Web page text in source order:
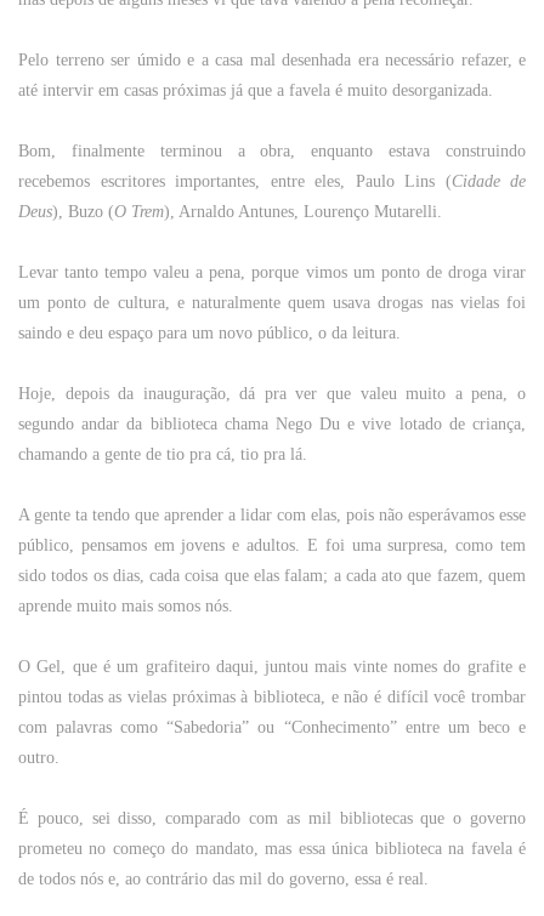
Pelo terreno ser úmido e a casa mal desenhada era necessário refazer, e
até intervir em casas próximas já que a favela é muito desorganizada.
Bom, finalmente terminou a obra, enquanto estava construindo
recebemos escritores importantes, entre eles, Paulo Lins (Cidade de
Deus), Buzo (O Trem), Arnaldo Antunes, Lourenço Mutarelli.
Levar tanto tempo valeu a pena, porque vimos um ponto de droga virar
um ponto de cultura, e naturalmente quem usava drogas nas vielas foi
saindo e deu espaço para um novo público, o da leitura.
Hoje, depois da inauguração, dá pra ver que valeu muito a pena, o
segundo andar da biblioteca chama Nego Du e vive lotado de criança,
chamando a gente de tio pra cá, tio pra lá.
A gente ta tendo que aprender a lidar com elas, pois não esperávamos esse
público, pensamos em jovens e adultos. E foi uma surpresa, como tem
sido todos os dias, cada coisa que elas falam; a cada ato que fazem, quem
aprende muito mais somos nós.
O Gel, que é um grafiteiro daqui, juntou mais vinte nomes do grafite e
pintou todas as vielas próximas à biblioteca, e não é difícil você trombar
com palavras como “Sabedoria” ou “Conhecimento” entre um beco e
outro.
É pouco, sei disso, comparado com as mil bibliotecas que o governo
prometeu no começo do mandato, mas essa única biblioteca na favela é
de todos nós e, ao contrário das mil do governo, essa é real.